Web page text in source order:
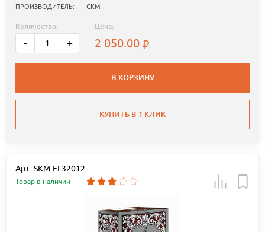
ПРОИЗВОДИТЕЛЬ: СКМ
Количество:
- +
Цена:
2 050.00
В КОРЗИНУ
КУПИТЬ В 1 КЛИК
Арт.: SKM-EL32012
Товар в наличии